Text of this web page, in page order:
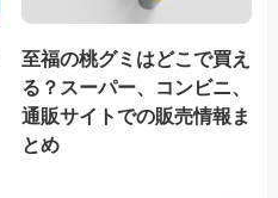
至福の桃グミはどこで買え
る？スーパー、コンビニ、
通販サイトでの販売情報ま
とめ